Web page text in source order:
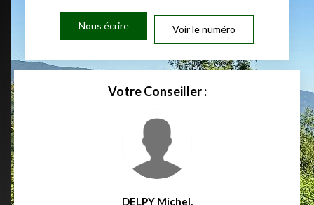
Nous écrire Voir le numéro
Votre Conseiller :
DELPY Michel,